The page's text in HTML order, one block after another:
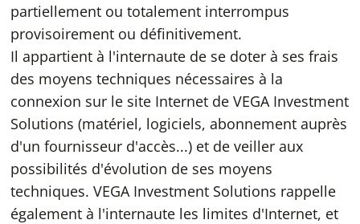
partiellement ou totalement interrompus
provisoirement ou définitivement.
Il appartient à l'internaute de se doter à ses frais
des moyens techniques nécessaires à la
connexion sur le site Internet de VEGA Investment
Solutions (matériel, logiciels, abonnement auprès
d'un fournisseur d'accès...) et de veiller aux
possibilités d'évolution de ses moyens
techniques. VEGA Investment Solutions rappelle
également à l'internaute les limites d'Internet, et